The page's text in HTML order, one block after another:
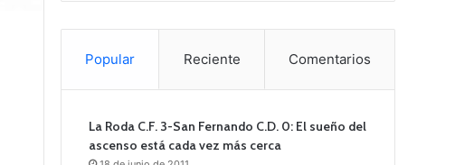
Popular Reciente Comentarios
La Roda C.F. 3-San Fernando C.D. 0: El sueño del
ascenso está cada vez más cerca